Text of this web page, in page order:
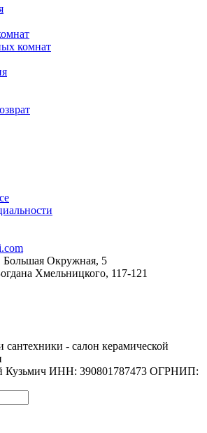
комнат
Большая Окружная, 5
Хмельницкого, 117-121
- салон керамической
Кузьмич ИНН: 390801787473 ОГРНИП: